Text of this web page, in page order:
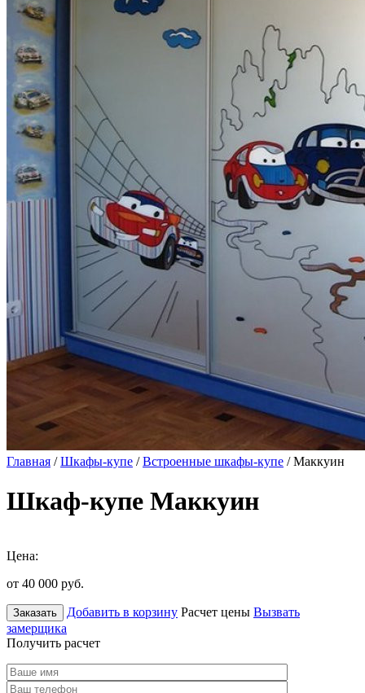
Главная /Шкафы-купе /Встроенные шкафы-купе / Маккуин
Шкаф-купе Маккуин
Цена:
от 40 000 руб.
Заказать Добавить в корзину Расчет цены Вызвать
замерщика
Получить расчет